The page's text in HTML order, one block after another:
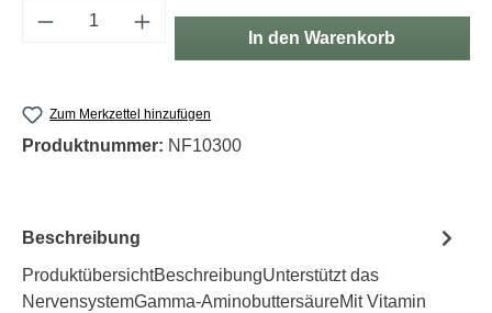
Produkt Anzahl: Gib den gewünschten
In den Warenkorb
Zum Merkzettel hinzufügen
Produktnummer: NF10300
Beschreibung
ProduktübersichtBeschreibungUnterstützt das
NervensystemGamma-AminobuttersäureMit Vitamin